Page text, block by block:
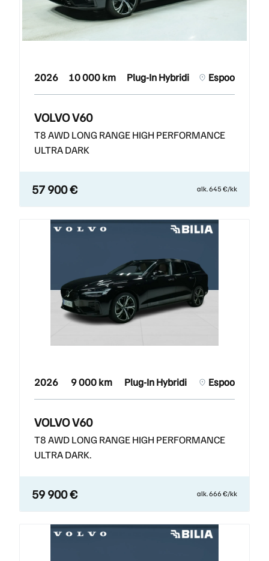
2026 10 000 km Plug-In Hybridi Espoo
VOLVO V60
T8 AWD LONG RANGE HIGH PERFORMANCE
ULTRA DARK
57 900 € alk. 645 €/kk
2026 9 000 km Plug-In Hybridi Espoo
VOLVO V60
T8 AWD LONG RANGE HIGH PERFORMANCE
ULTRA DARK.
59 900 € alk. 666 €/kk